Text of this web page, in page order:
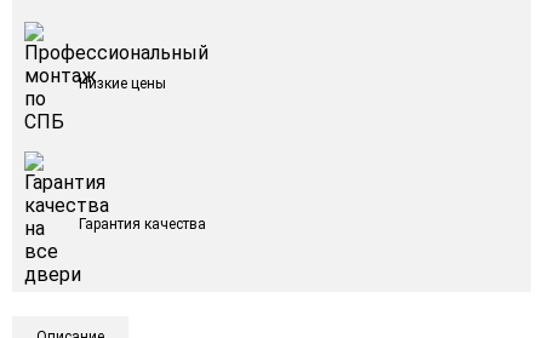
Низкие цены
Гарантия качества